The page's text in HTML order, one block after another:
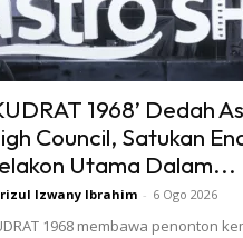
1968’ Dedah
Council, Satukan
Utama Dalam...
Izwany Ibrahim - 6 Ogo 2026
1968 membawa penonton